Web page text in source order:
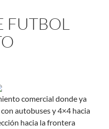
FUTBOL
comercial donde ya
autobuses y 4×4 hacia
hacia la frontera